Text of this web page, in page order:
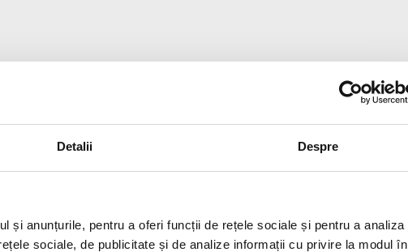
Detalii Despre
și anunțurile, pentru a oferi funcții de rețele sociale și pentru a analiza
sociale, de publicitate și de analize informații cu privire la modul în